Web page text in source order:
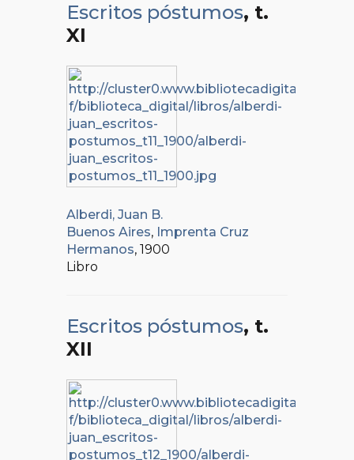
Escritos póstumos, t.
XI
Alberdi, Juan B.
Buenos Aires, Imprenta Cruz
Hermanos, 1900
Libro
Escritos póstumos, t.
XII